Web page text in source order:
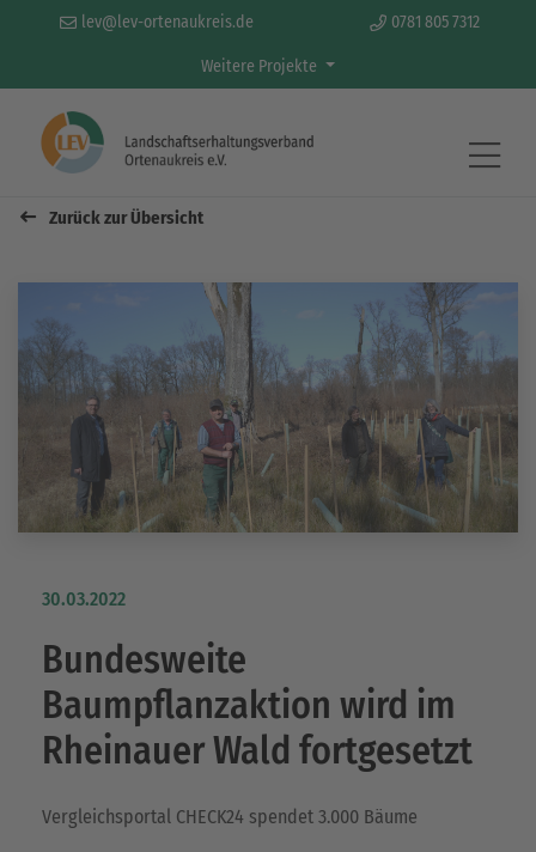
lev@lev-ortenaukreis.de 0781 805 7312
Weitere Projekte
Zurück zur Übersicht
30.03.2022
Bundesweite
Baumpflanzaktion wird im
Rheinauer Wald fortgesetzt
Vergleichsportal CHECK24 spendet 3.000 Bäume